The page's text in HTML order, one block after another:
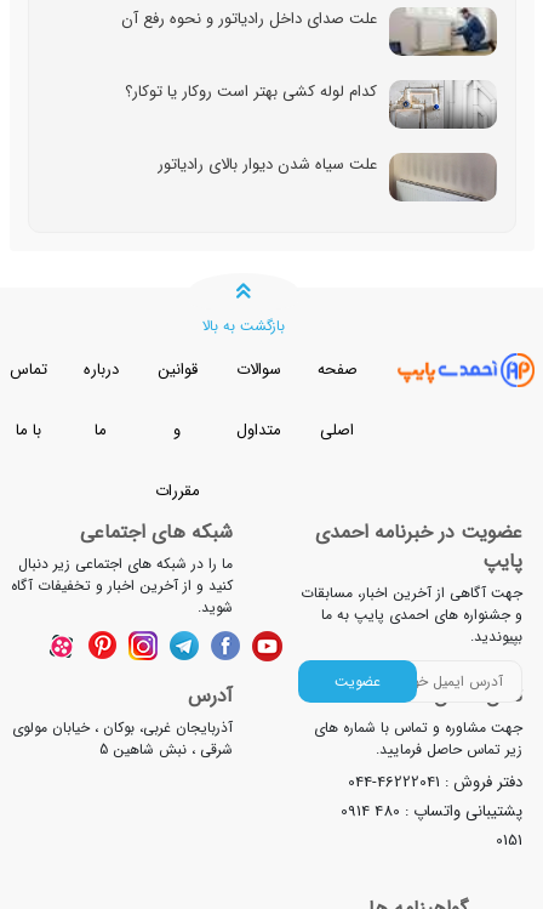
علت صدای داخل رادیاتور و نحوه رفع آن
کدام لوله کشی بهتر است روکار یا توکار؟
علت سیاه شدن دیوار بالای رادیاتور
صفحه
اصلی
سوالات
متداول
قوانین
مقررات
درباره تماس
در خبرنامه احمدی
آگاهی از آخرین اخبار، مسابقات
های احمدی پایپ به ما
عضویت
شبکه های اجتماعی
ما را در شبکه های اجتماعی زیر دنبال
کنید و از آخرین اخبار و تخفیفات آگاه
شوید.
تماس
مشاوره و تماس با شماره های
تماس حاصل فرمایید.
فروش :044-46222041
واتساپ :0914 480
آدرس
آذربایجان غربی، بوکان ، خیابان مولوی
شرقی ، نبش شاهین 5
بازگشت به بالا